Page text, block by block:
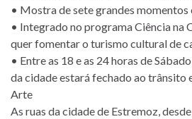
• Mostra de sete grandes
• Integrado no programa Ciência na
quer fomentar o turismo cultural de
• Entre as 18 e as 24 horas de
da cidade estará fechado ao trânsito
Arte
As ruas da cidade de Estremoz,